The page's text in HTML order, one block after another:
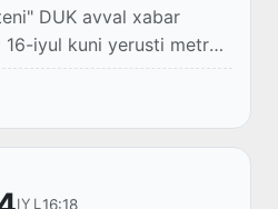
DUK avval xabar
iyul kuni yerusti metro
bekatida shiftning
yo‘lovchilar
IYL16:18